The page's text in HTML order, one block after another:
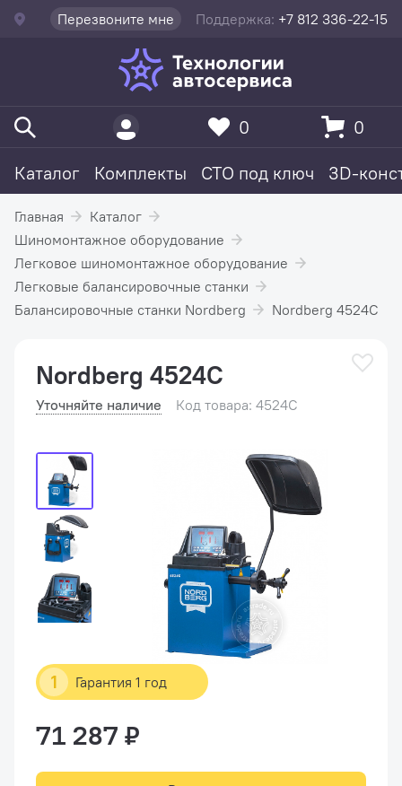
Перезвоните мне Поддержка: +7 812 336-22-15
Каталог Комплекты СТО под ключ 3D-
0 0
Главная
Каталог
Шиномонтажное оборудование
Легковое шиномонтажное оборудование
Легковые балансировочные станки
Балансировочные станки Nordberg
Nordberg 4524C
1 Гарантия 1 год
Nordberg 4524C
Уточняйте наличие Код товара: 4524C
71 287 ₽